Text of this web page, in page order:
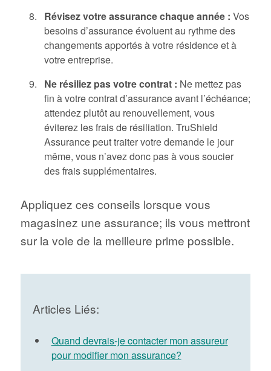
Révisez votre assurance chaque année : Vos
besoins d’assurance évoluent au rythme des
changements apportés à votre résidence et à
votre entreprise.
Ne résiliez pas votre contrat : Ne mettez pas
fin à votre contrat d’assurance avant l’échéance;
attendez plutôt au renouvellement, vous
éviterez les frais de résiliation. TruShield
Assurance peut traiter votre demande le jour
même, vous n’avez donc pas à vous soucier
des frais supplémentaires.
Appliquez ces conseils lorsque vous
magasinez une assurance; ils vous mettront
sur la voie de la meilleure prime possible.
Articles Liés:
Quand devrais-je contacter mon assureur
pour modifier mon assurance?